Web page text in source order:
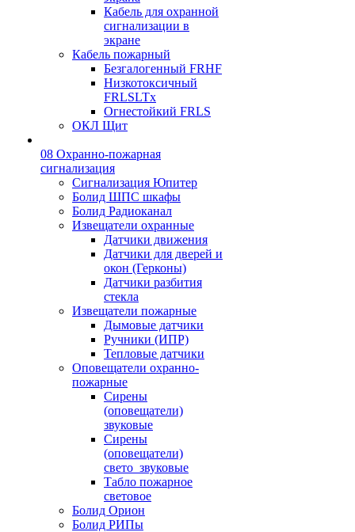
Кабель для охранной
сигнализации в
экране
Кабель пожарный
Безгалогенный FRHF
Низкотоксичный
FRLSLTx
Огнестойкий FRLS
ОКЛ Щит
08 Охранно-пожарная
сигнализация
Сигнализация Юпитер
Болид ШПС шкафы
Болид Радиоканал
Извещатели охранные
Датчики движения
Датчики для дверей и
окон (Герконы)
Датчики разбития
стекла
Извещатели пожарные
Дымовые датчики
Ручники (ИПР)
Тепловые датчики
Оповещатели охранно-
пожарные
Сирены
(оповещатели)
звуковые
Сирены
(оповещатели)
свето_звуковые
Табло пожарное
световое
Болид Орион
Болид РИПы